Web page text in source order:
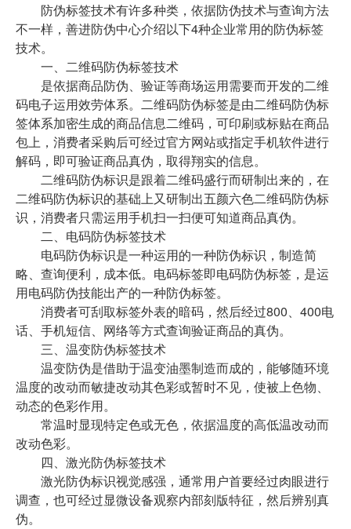
防伪标签技术有许多种类，依据防伪技术与查询方法
不一样，善进防伪中心介绍以下4种企业常用的防伪标签
技术。
一、二维码防伪标签技术
是依据商品防伪、验证等商场运用需要而开发的二维
码电子运用效劳体系。二维码防伪标签是由二维码防伪标
签体系加密生成的商品信息二维码，可印刷或标贴在商品
包上，消费者采购后可经过官方网站或指定手机软件进行
解码，即可验证商品真伪，取得翔实的信息。
二维码防伪标识是跟着二维码盛行而研制出来的，在
二维码防伪标识的基础上又研制出五颜六色二维码防伪标
识，消费者只需运用手机扫一扫便可知道商品真伪。
二、电码防伪标签技术
电码防伪标识是一种运用的一种防伪标识，制造简
略、查询便利，成本低。电码标签即电码防伪标签，是运
用电码防伪技能出产的一种防伪标签。
消费者可刮取标签外表的暗码，然后经过800、400电
话、手机短信、网络等方式查询验证商品的真伪。
三、温变防伪标签技术
温变防伪是借助于温变油墨制造而成的，能够随环境
温度的改动而敏捷改动其色彩或暂时不见，使被上色物、
动态的色彩作用。
常温时显现特定色或无色，依据温度的高低温改动而
改动色彩。
四、激光防伪标签技术
激光防伪标识视觉感强，通常用户首要经过肉眼进行
调查，也可经过显微设备观察内部刻版特征，然后辨别真
伪。